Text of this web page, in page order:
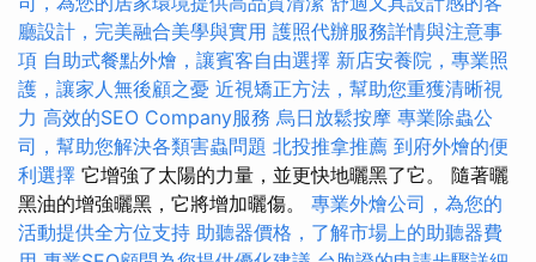
廳設計，完美融合美學與實用 護照代辦服務詳情與注意事
項 自助式餐點外燴，讓賓客自由選擇 新店安養院，專業照
護，讓家人無後顧之憂 近視矯正方法，幫助您重獲清晰視
力 高效的SEO Company服務 烏日放鬆按摩 專業除蟲公
司，幫助您解決各類害蟲問題 北投推拿推薦 到府外燴的便
利選擇 它增強了太陽的力量，並更快地曬黑了它。 隨著曬
黑油的增強曬黑，它將增加曬傷。 專業外燴公司，為您的
活動提供全方位支持 助聽器價格，了解市場上的助聽器費